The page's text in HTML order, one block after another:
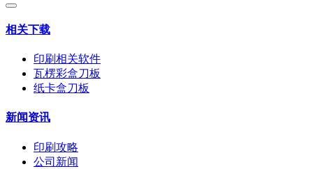
相关下载
印刷相关软件
瓦楞彩盒刀板
纸卡盒刀板
新闻资讯
印刷攻略
公司新闻